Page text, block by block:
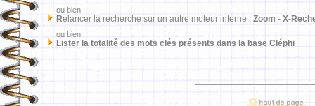
ou bien...
Relancer la recherche sur un autre moteur interne : Zoom - X-
ou bien...
Lister la totalité des mots clés présents dans la base Cléphi